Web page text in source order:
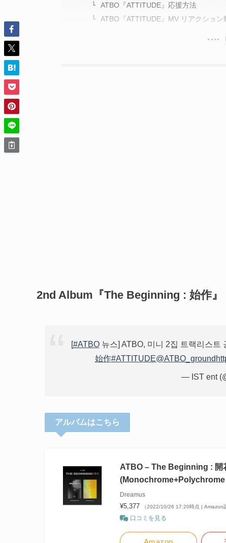
ATBO『ATTITUDE』応援方法
ATBO『ATTITUDE』MV リアクション
2nd Album『The Beginning : 始作』
#ATBO뉴스] ATBO, 미니 2집 트랙리스
始作#ATTITUDE@ATBO_ground
— IST ent
アルバムはこちら
ATBO – The Beginning : 開
(Monochrome+Polychrome
Dreamus
¥5,377 （2022/10/26 17:20時点 | Amazon
口コミを見る